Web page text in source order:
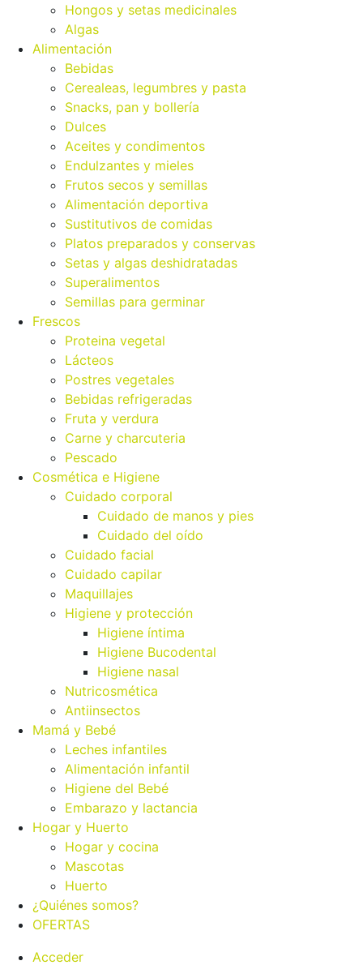
Hongos y setas medicinales
Algas
Alimentación
Bebidas
Cerealeas, legumbres y pasta
Snacks, pan y bollería
Dulces
Aceites y condimentos
Endulzantes y mieles
Frutos secos y semillas
Alimentación deportiva
Sustitutivos de comidas
Platos preparados y conservas
Setas y algas deshidratadas
Superalimentos
Semillas para germinar
Frescos
Proteina vegetal
Lácteos
Postres vegetales
Bebidas refrigeradas
Fruta y verdura
Carne y charcuteria
Pescado
Cosmética e Higiene
Cuidado corporal
Cuidado de manos y pies
Cuidado del oído
Cuidado facial
Cuidado capilar
Maquillajes
Higiene y protección
Higiene íntima
Higiene Bucodental
Higiene nasal
Nutricosmética
Antiinsectos
Mamá y Bebé
Leches infantiles
Alimentación infantil
Higiene del Bebé
Embarazo y lactancia
Hogar y Huerto
Hogar y cocina
Mascotas
Huerto
¿Quiénes somos?
OFERTAS
Acceder